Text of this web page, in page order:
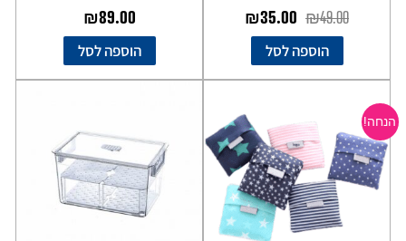
₪49.00
₪35.00
הוספה לסל
₪89.00
הוספה לסל
הנחה!
היה:
₪45.00.
הנוכחי
הוא:
₪25.00.